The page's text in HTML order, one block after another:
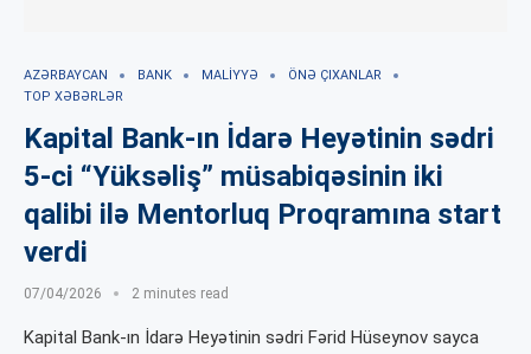
AZƏRBAYCAN BANK MALIYYƏ
ÖNƏ ÇIXANLAR
TOP XƏBƏRLƏR
Kapital Bank-ın İdarə Heyətinin sədri
5-ci “Yüksəliş” müsabiqəsinin iki
qalibi ilə Mentorluq Proqramına start
verdi
07/04/2026 2 minutes read
Kapital Bank-ın İdarə Heyətinin sədri Fərid Hüseynov sayca